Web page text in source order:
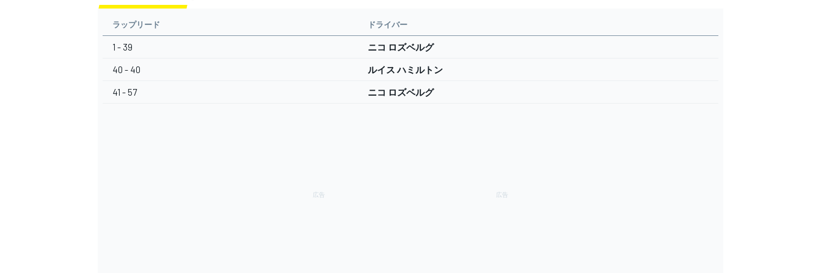
ラップリード ドライバー
1 - 39 ニコ ロズベルグ
40 - 40 ルイス ハミルトン
41 - 57 ニコ ロズベルグ